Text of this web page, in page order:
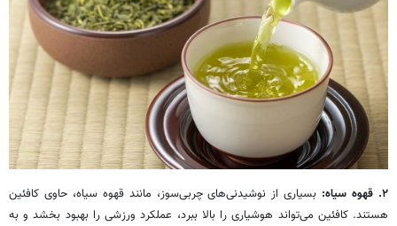
۲. قهوه سیاه:
بسیاری از نوشیدنی‌های چربی‌سوز، مانند قهوه سیاه، حاوی کافئین
هستند. کافئین می‌تواند هوشیاری را بالا ببرد، عملکرد ورزشی را بهبود بخشد و به